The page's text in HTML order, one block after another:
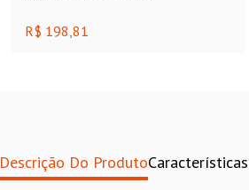
R$ 198,81
Descrição Do ProdutoCaracterísticas